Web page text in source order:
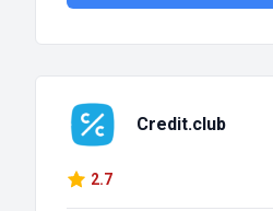
Credit.club
2.7